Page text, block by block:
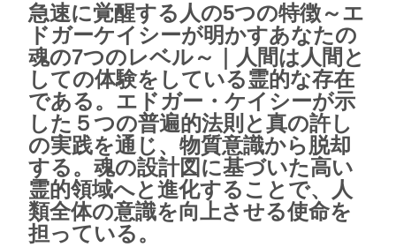
急速に覚醒する人の5つの特徴～エ
ドガーケイシーが明かすあなたの
魂の7つのレベル～｜人間は人間と
しての体験をしている霊的な存在
である。エドガー・ケイシーが示
した５つの普遍的法則と真の許し
の実践を通じ、物質意識から脱却
する。魂の設計図に基づいた高い
霊的領域へと進化することで、人
類全体の意識を向上させる使命を
担っている。